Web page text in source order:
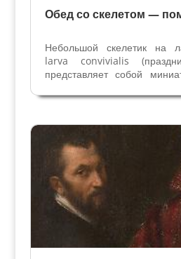
Обед со скелетом —
Небольшой скелетик на
larva convivialis
представляет собой
конечностями. Что это?
подобного - это предмет,...
Иконография